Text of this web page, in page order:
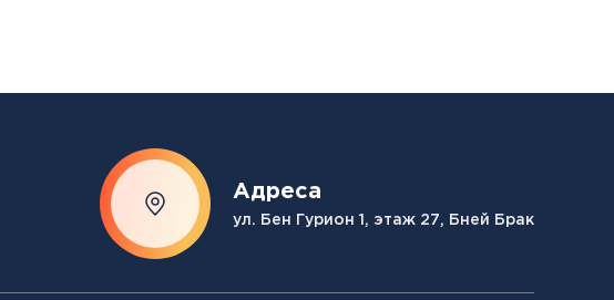
Адреса
ул. Бен Гурион 1, этаж 27, Бней Брак